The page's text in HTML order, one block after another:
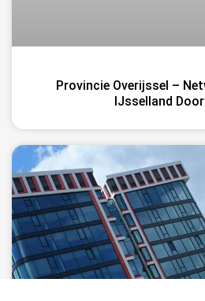
Provincie Overijssel –
IJsselland